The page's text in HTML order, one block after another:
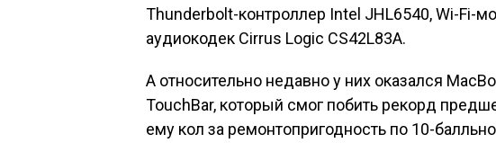
Thunderbolt-контроллер Intel JHL6540, Wi-Fi-
аудиокодек Cirrus Logic CS42L83A.
А относительно недавно у них оказался
TouchBar, который смог побить рекорд
ему кол за ремонтопригодность по 10-